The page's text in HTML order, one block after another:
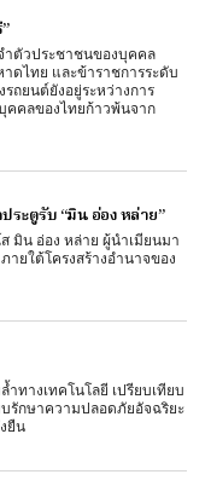
ำตัวประชาชนของบุคคล
ดไทย และข้าราชการระดับ
ถยนต์ยังอยู่ระหว่างการ
คคลของไทยก้าวพ้นจาก
ะตูรับ “มิน อ่อง หล่าย”
มิน อ่อง หล่าย ผู้นำเมียนมา
ยใต้โครงสร้างอำนาจของ
ทางเทคโนโลยี เปรียบเทียบ
รักษาความปลอดภัยอัจฉริยะ
ยืน